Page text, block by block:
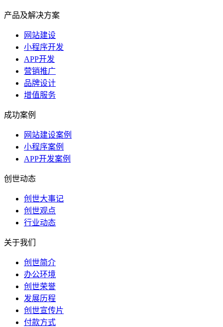
产品及解决方案
网站建设
小程序开发
APP开发
营销推广
品牌设计
增值服务
成功案例
网站建设案例
小程序案例
APP开发案例
创世动态
创世大事记
创世观点
行业动态
关于我们
创世简介
办公环境
创世荣誉
发展历程
创世宣传片
付款方式